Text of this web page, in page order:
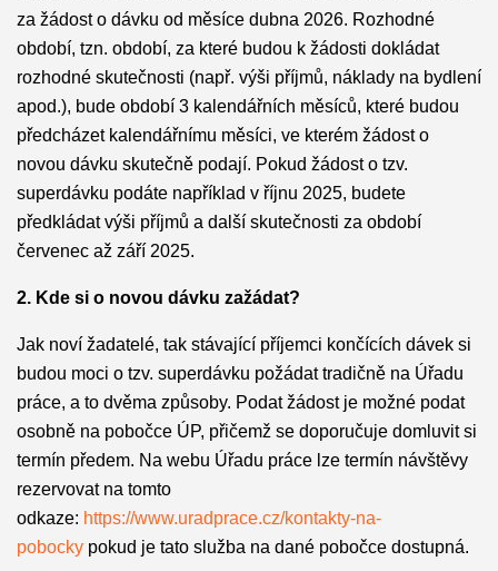
za žádost o dávku od měsíce dubna 2026. Rozhodné
období, tzn. období, za které budou k žádosti dokládat
rozhodné skutečnosti (např. výši příjmů, náklady na bydlení
apod.), bude období 3 kalendářních měsíců, které budou
předcházet kalendářnímu měsíci, ve kterém žádost o
novou dávku skutečně podají. Pokud žádost o tzv.
superdávku podáte například v říjnu 2025, budete
předkládat výši příjmů a další skutečnosti za období
červenec až září 2025.
2. Kde si o novou dávku zažádat?
Jak noví žadatelé, tak stávající příjemci končících dávek si
budou moci o tzv. superdávku požádat tradičně na Úřadu
práce, a to dvěma způsoby. Podat žádost je možné podat
osobně na pobočce ÚP, přičemž se doporučuje domluvit si
termín předem. Na webu Úřadu práce lze termín návštěvy
rezervovat na tomto
odkaze: https://www.uradprace.cz/kontakty-na-
pobockypokud je tato služba na dané pobočce dostupná.